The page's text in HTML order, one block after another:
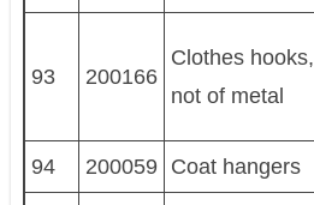
93 200166
Clothes hooks,
not of metal
94 200059 Coat hangers